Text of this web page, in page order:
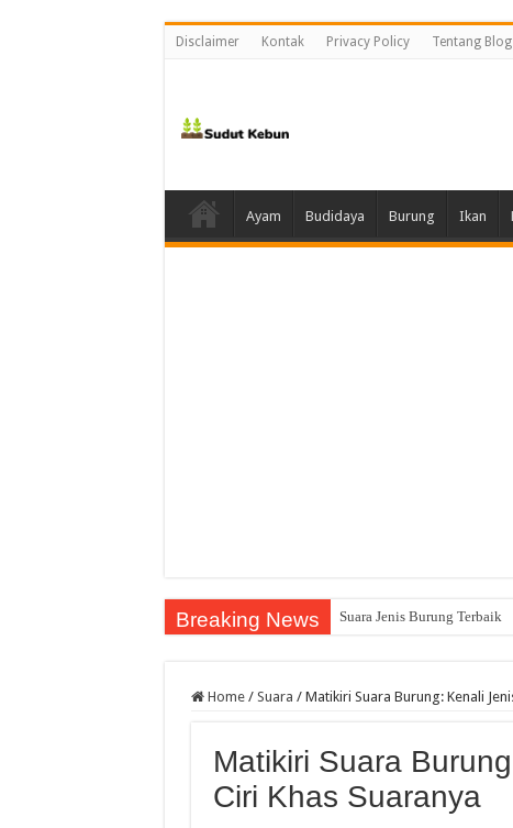
Disclaimer Kontak Privacy Policy Tentang Blog
Ayam Budidaya Burung Ikan
Breaking News Suara Jenis Burung Terbaik
Home / Suara / Matikiri Suara Burung: Kenali
Matikiri Suara
Ciri Khas Suaranya